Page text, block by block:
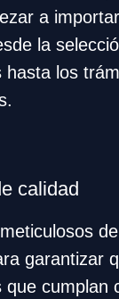
a
la
hasta los
calidad
garantizar
que cumplan